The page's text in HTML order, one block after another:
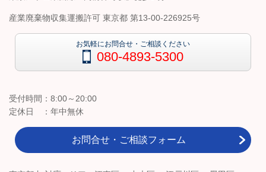
産業廃棄物収集運搬許可 東京都 第13-00-226925号
お気軽にお問合せ・ご相談ください
080-4893-5300
受付時間：8:00～20:00
定休日 ：年中無休
お問合せ・ご相談フォーム